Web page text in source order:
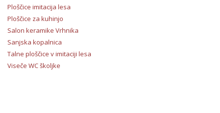
Ploščice imitacija lesa
Ploščice za kuhinjo
Salon keramike Vrhnika
Sanjska kopalnica
Talne ploščice v imitaciji lesa
Viseče WC školjke